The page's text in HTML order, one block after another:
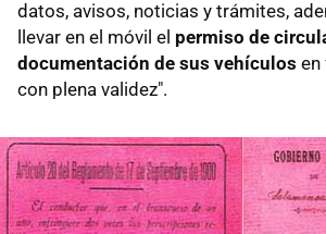
datos, avisos, noticias y trámites,
llevar en el móvil el permiso de
documentación de sus vehículos en
con plena validez".